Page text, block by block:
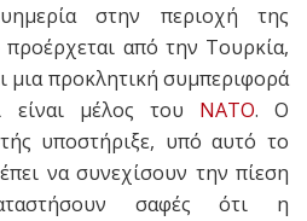
στην περιοχή της
προέρχεται από την Τουρκία,
μια προκλητική συμπεριφορά
είναι μέλος του ΝΑΤΟ. Ο
υποστήριξε, υπό αυτό το
να συνεχίσουν την πίεση
σαφές ότι η